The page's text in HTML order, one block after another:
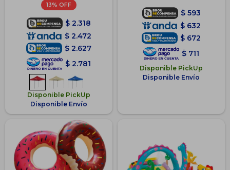
13
$ 2.318
$ 2.472
$ 2.627
$ 2.781
Disponible PickUp
Disponible Envío
$ 593
$ 632
$ 672
$ 711
Disponible PickUp
Disponible Envío